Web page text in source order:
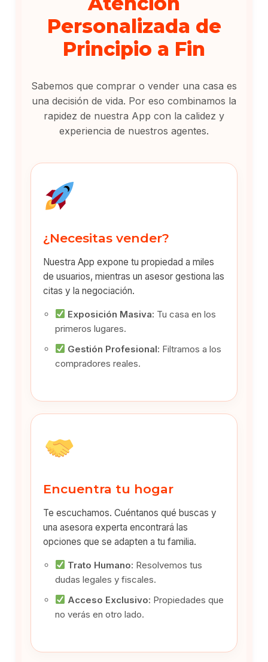
Personalizada de
Principio a Fin
Sabemos que comprar o vender una casa es
una decisión de vida. Por eso combinamos la
rapidez de nuestra App con la calidez y
experiencia de nuestros agentes.
¿Necesitas vender?
Nuestra App expone tu propiedad a miles
de usuarios, mientras un asesor gestiona las
citas y la negociación.
Exposición Masiva: Tu casa en los
primeros lugares.
Gestión Profesional: Filtramos a los
compradores reales.
Encuentra tu hogar
Te escuchamos. Cuéntanos qué buscas y
una asesora experta encontrará las
opciones que se adapten a tu familia.
Trato Humano: Resolvemos tus
dudas legales y fiscales.
Acceso Exclusivo: Propiedades que
no verás en otro lado.